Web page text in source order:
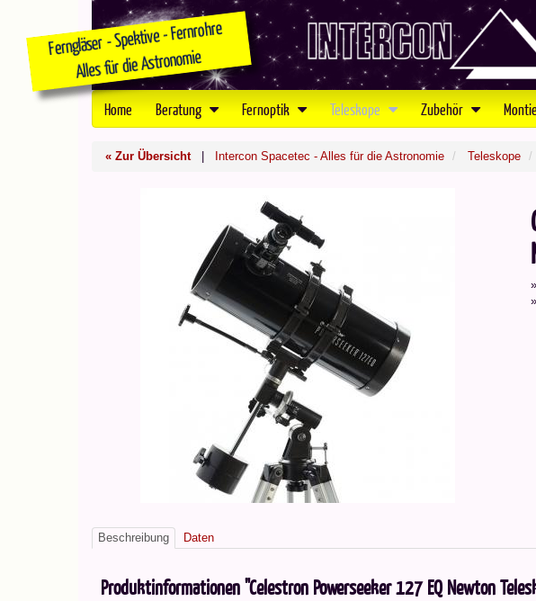
Home Beratung Fernoptik Teleskope Zubehör
« Zur Übersicht| Intercon Spacetec - Alles für die Astronomie Teleskope
Beschreibung Daten
Produktinformationen "Celestron Powerseeker 127 EQ Newton